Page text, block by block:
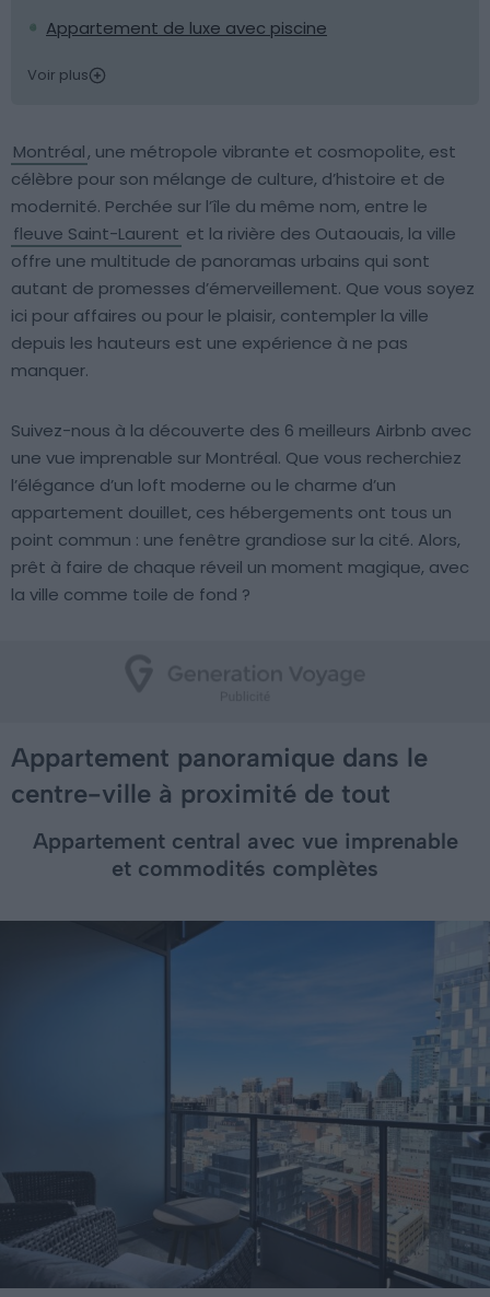
Appartement de luxe avec piscine
Voir plus
Montréal, une métropole vibrante et cosmopolite, est
célèbre pour son mélange de culture, d’histoire et de
modernité. Perchée sur l’île du même nom, entre le
fleuve Saint-Laurent et la rivière des Outaouais, la ville
offre une multitude de panoramas urbains qui sont
autant de promesses d’émerveillement. Que vous soyez
ici pour affaires ou pour le plaisir, contempler la ville
depuis les hauteurs est une expérience à ne pas
manquer.
Suivez-nous à la découverte des 6 meilleurs Airbnb avec
une vue imprenable sur Montréal. Que vous recherchiez
l’élégance d’un loft moderne ou le charme d’un
appartement douillet, ces hébergements ont tous un
point commun : une fenêtre grandiose sur la cité. Alors,
prêt à faire de chaque réveil un moment magique, avec
la ville comme toile de fond ?
Appartement panoramique dans le
centre-ville à proximité de tout
Appartement central avec vue imprenable
et commodités complètes